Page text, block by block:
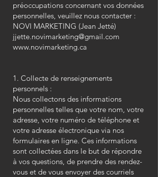
préoccupations concernant vos données
personnelles, veuillez nous contacter :
NOVI MARKETING (Jean Jetté)
jjette.novimarketing@gmail.com
www.novimarketing.ca
1. Collecte de renseignements
personnels :
Nous collectons des informations
personnelles telles que votre nom, votre
adresse, votre numéro de téléphone et
votre adresse électronique via nos
formulaires en ligne. Ces informations
sont collectées dans le but de répondre
à vos questions, de prendre des rendez-
vous et de vous envoyer des courriels